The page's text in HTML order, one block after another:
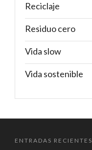
Reciclaje
Residuo cero
Vida slow
Vida sostenible
ENTRADAS RECIENTES